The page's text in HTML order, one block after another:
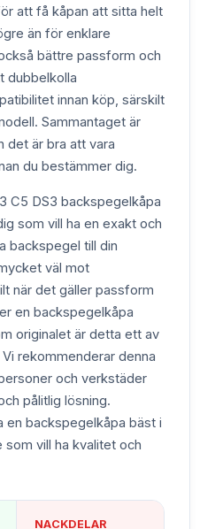
att få kåpan att sitta helt
än för enklare
bättre passform och
dubbelkolla
innan köp, särskilt
Sammantaget är
det är bra att vara
du bestämmer dig.
C5 DS3 backspegelkåpa
som vill ha en exakt och
backspegel till din
väl mot
när det gäller passform
en backspegelkåpa
originalet är detta ett av
rekommenderar denna
och verkstäder
pålitlig lösning.
en backspegelkåpa bäst i
vill ha kvalitet och
NACKDELAR